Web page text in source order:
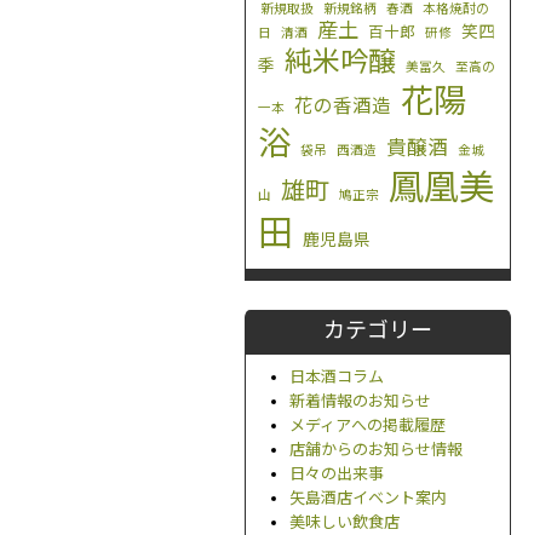
新規取扱 新規銘柄 春酒
本格焼酎の
日
清酒 産土 百十郎 研修
笑四
季 純米吟醸 美冨久 至高の
一本 花の香酒造 花陽
浴
袋吊 西酒造 貴醸酒 金城
山 雄町 鳩正宗
鳳凰美
田
鹿児島県
カテゴリー
日本酒コラム
新着情報のお知らせ
メディアへの掲載履歴
店舗からのお知らせ情報
日々の出来事
矢島酒店イベント案内
美味しい飲食店